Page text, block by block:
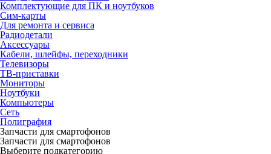
Комплектующие для ПК и ноутбуков
Сим-карты
Для ремонта и сервиса
Радиодетали
Аксессуары
Кабели, шлейфы, переходники
Телевизоры
ТВ-приставки
Мониторы
Ноутбуки
Компьютеры
Сеть
Полиграфия
Запчасти для смартофонов
Запчасти для смартофонов
Выберите подкатегорию